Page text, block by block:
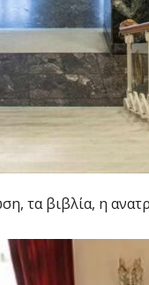
τα βιβλία, η